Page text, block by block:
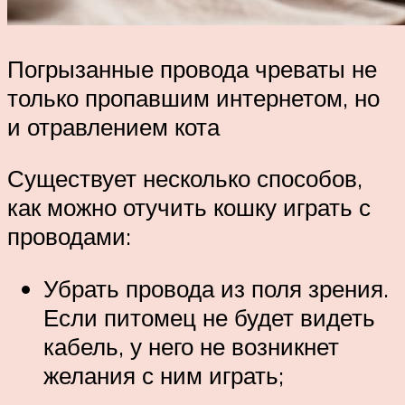
Погрызанные провода чреваты не
только пропавшим интернетом, но
и отравлением кота
Существует несколько способов,
как можно отучить кошку играть с
проводами:
Убрать провода из поля зрения.
Если питомец не будет видеть
кабель, у него не возникнет
желания с ним играть;